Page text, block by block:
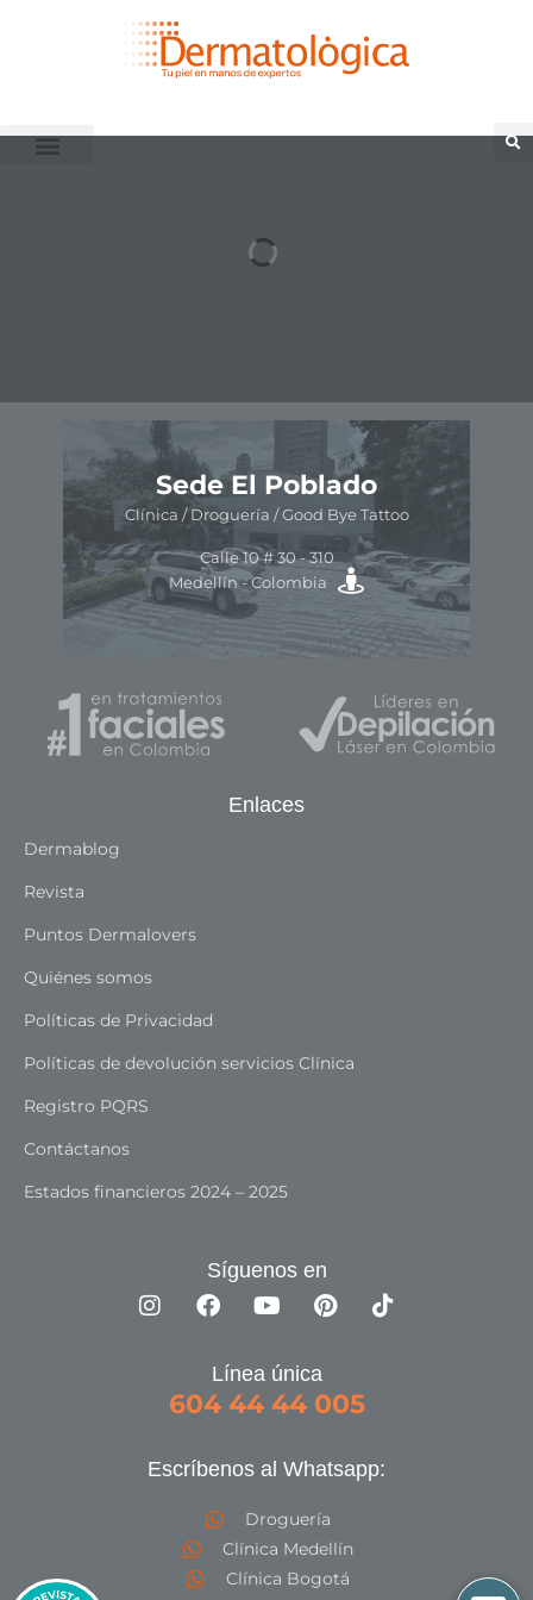
Sede El Poblado
Clínica / Droguería / Good Bye Tattoo
Calle 10 # 30 - 310
Medellín - Colombia
Enlaces
Dermablog
Revista
Puntos Dermalovers
Quiénes somos
Políticas de Privacidad
Políticas de devolución servicios Clínica
Registro PQRS
Contáctanos
Estados financieros 2024 – 2025
Síguenos en
Línea única
604 44 44 005
Escríbenos al Whatsapp:
Droguería
Clínica Medellín
Clínica Bogotá